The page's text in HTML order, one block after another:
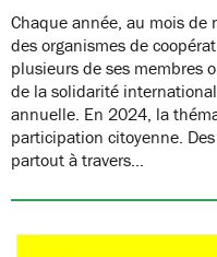
Chaque année, au mois de
des organismes de
plusieurs de ses membres
de la solidarité
annuelle. En 2024, la
participation citoyenne.
partout à travers…